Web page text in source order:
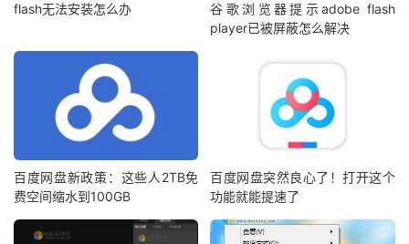
flash无法安装怎么办
谷歌浏览器提示adobe flash
player已被屏蔽怎么解决
百度网盘新政策：这些人2TB免
费空间缩水到100GB
百度网盘突然良心了！打开这个
功能就能提速了